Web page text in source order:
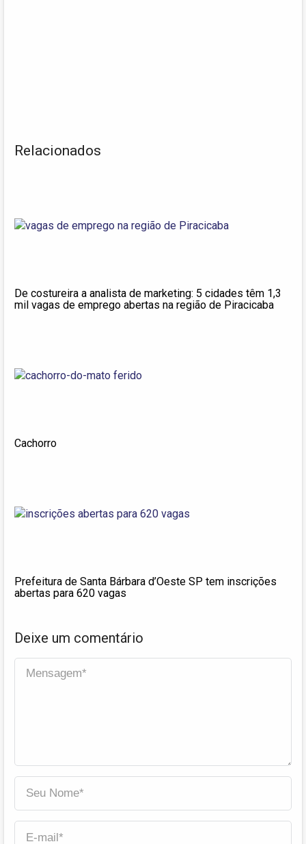
Relacionados
De costureira a analista de marketing: 5 cidades têm 1,3
mil vagas de emprego abertas na região de Piracicaba
Cachorro
Prefeitura de Santa Bárbara d’Oeste SP tem inscrições
abertas para 620 vagas
Deixe um comentário